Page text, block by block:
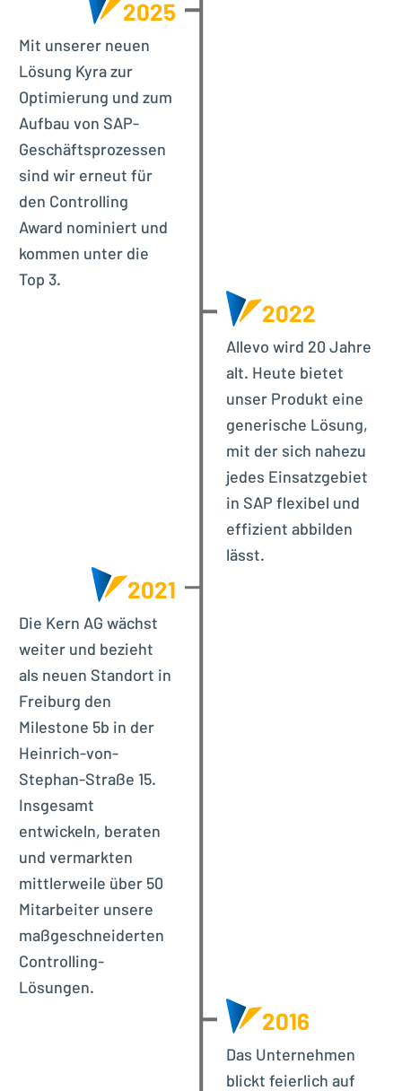
2025
Mit unserer neuen
Lösung Kyra zur
Optimierung und zum
Aufbau von SAP-
Geschäftsprozessen
sind wir erneut für
den Controlling
Award nominiert und
kommen unter die
Top 3.
2022
Allevo wird 20 Jahre
alt. Heute bietet
unser Produkt eine
generische Lösung,
mit der sich nahezu
jedes Einsatzgebiet
in SAP flexibel und
effizient abbilden
lässt.
2021
Die Kern AG wächst
weiter und bezieht
als neuen Standort in
Freiburg den
Milestone 5b in der
Heinrich-von-
Stephan-Straße 15.
Insgesamt
entwickeln, beraten
und vermarkten
mittlerweile über 50
Mitarbeiter unsere
maßgeschneiderten
Controlling-
Lösungen.
2016
Das Unternehmen
blickt feierlich auf